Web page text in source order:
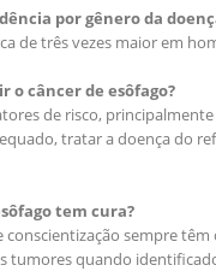
por gênero da
de três vezes maior em
o câncer de esôfago?
de risco,
tratar a doença do
tem cura?
conscientização sempre
tumores quando